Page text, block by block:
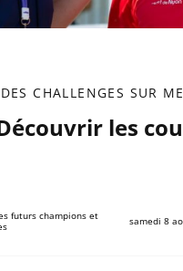
DES CHALLENGES SUR
les
futurs champions et
samedi 8